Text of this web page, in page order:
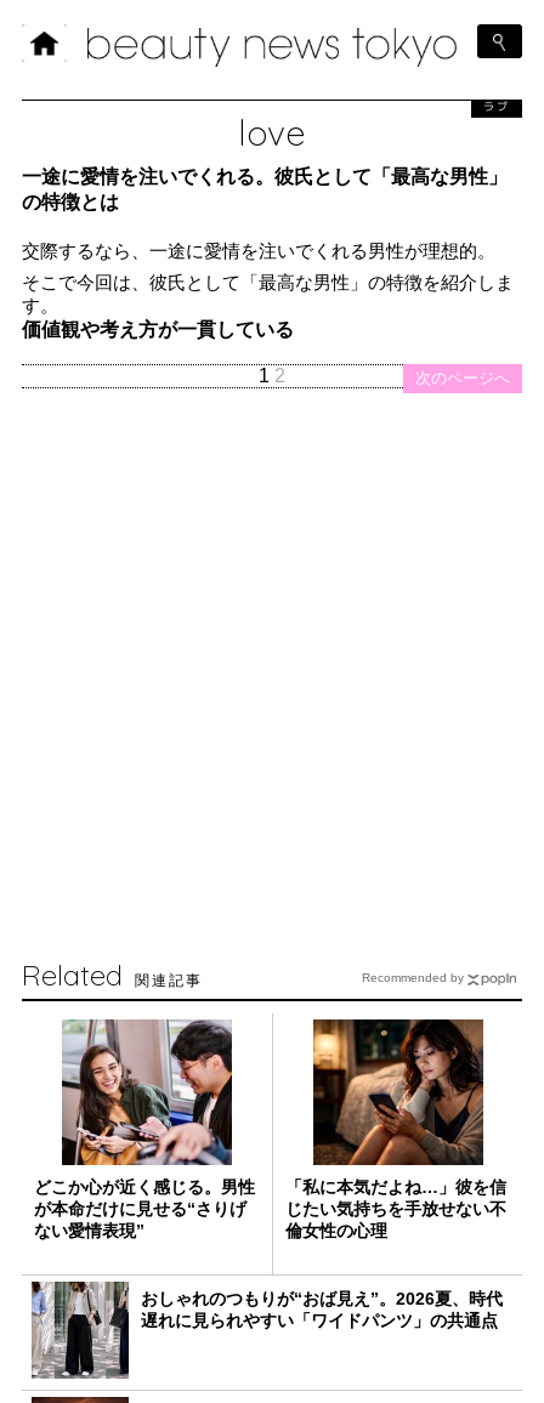
love
ラブ
一途に愛情を注いでくれる。彼氏として「最高な男性」
の特徴とは
交際するなら、一途に愛情を注いでくれる男性が理想的。
そこで今回は、彼氏として「最高な男性」の特徴を紹介しま
す。
価値観や考え方が一貫している
次のページへ
1 2
Related 関連記事
どこか心が近く感じる。男性
が本命だけに見せる“さりげ
ない愛情表現”
「私に本気だよね…」彼を信
じたい気持ちを手放せない不
倫女性の心理
おしゃれのつもりが“おば見え”。2026夏、時代
遅れに見られやすい「ワイドパンツ」の共通点
Recommended by